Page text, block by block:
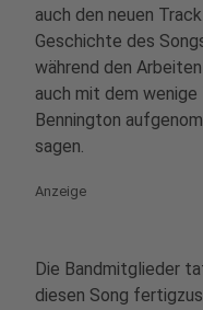
auch den neuen
Geschichte des
während den
auch mit dem
Bennington
sagen.
Anzeige
Die Bandmitglieder
diesen Song